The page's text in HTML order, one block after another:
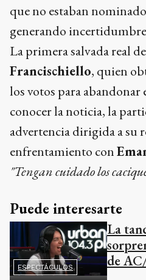
que no estaban
generando
La primera salvada real
Francischiello, quien
los votos para abandonar
conocer la noticia, la
advertencia dirigida a su
enfrentamiento con
"Tengan cuidado los
Puede interesarte
ESPECTÁCULOS
La
de